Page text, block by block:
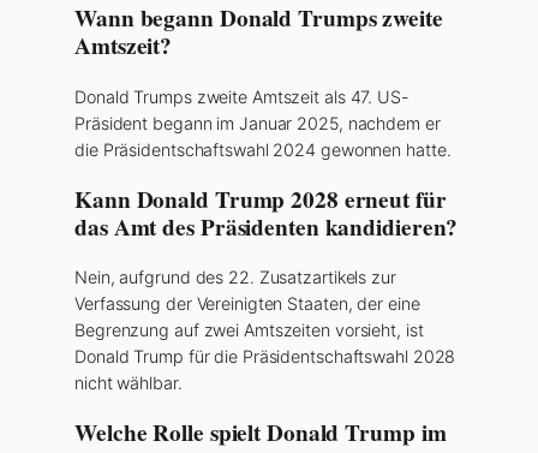
Wann begann Donald Trumps zweite
Amtszeit?
Donald Trumps zweite Amtszeit als 47. US-
Präsident begann im Januar 2025, nachdem er
die Präsidentschaftswahl 2024 gewonnen hatte.
Kann Donald Trump 2028 erneut für
das Amt des Präsidenten kandidieren?
Nein, aufgrund des 22. Zusatzartikels zur
Verfassung der Vereinigten Staaten, der eine
Begrenzung auf zwei Amtszeiten vorsieht, ist
Donald Trump für die Präsidentschaftswahl 2028
nicht wählbar.
Welche Rolle spielt Donald Trump im